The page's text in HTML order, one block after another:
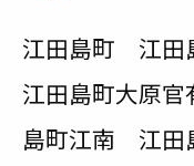
江田島町 江田
江田島町大原
島町江南 江田